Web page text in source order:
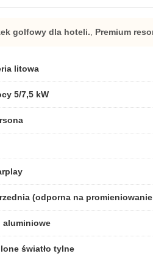
golfowy dla hoteli. Premium
litowa
5/7,5 kW
(odporna na promieniowanie
aluminiowe
światło tylne